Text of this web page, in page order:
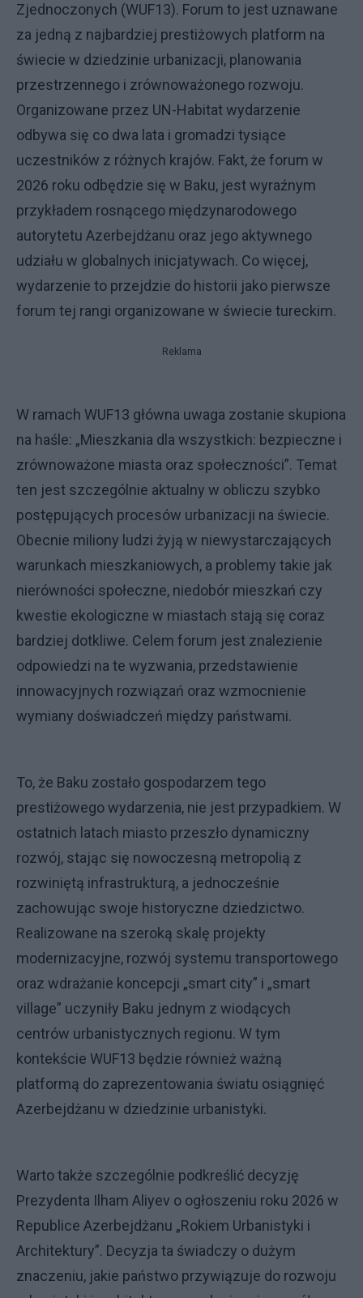
Zjednoczonych (WUF13). Forum to jest uznawane
za jedną z najbardziej prestiżowych platform na
świecie w dziedzinie urbanizacji, planowania
przestrzennego i zrównoważonego rozwoju.
Organizowane przez UN-Habitat wydarzenie
odbywa się co dwa lata i gromadzi tysiące
uczestników z różnych krajów. Fakt, że forum w
2026 roku odbędzie się w Baku, jest wyraźnym
przykładem rosnącego międzynarodowego
autorytetu Azerbejdżanu oraz jego aktywnego
udziału w globalnych inicjatywach. Co więcej,
wydarzenie to przejdzie do historii jako pierwsze
forum tej rangi organizowane w świecie tureckim.
Reklama
W ramach WUF13 główna uwaga zostanie skupiona
na haśle: „Mieszkania dla wszystkich: bezpieczne i
zrównoważone miasta oraz społeczności”. Temat
ten jest szczególnie aktualny w obliczu szybko
postępujących procesów urbanizacji na świecie.
Obecnie miliony ludzi żyją w niewystarczających
warunkach mieszkaniowych, a problemy takie jak
nierówności społeczne, niedobór mieszkań czy
kwestie ekologiczne w miastach stają się coraz
bardziej dotkliwe. Celem forum jest znalezienie
odpowiedzi na te wyzwania, przedstawienie
innowacyjnych rozwiązań oraz wzmocnienie
wymiany doświadczeń między państwami.
To, że Baku zostało gospodarzem tego
prestiżowego wydarzenia, nie jest przypadkiem. W
ostatnich latach miasto przeszło dynamiczny
rozwój, stając się nowoczesną metropolią z
rozwiniętą infrastrukturą, a jednocześnie
zachowując swoje historyczne dziedzictwo.
Realizowane na szeroką skalę projekty
modernizacyjne, rozwój systemu transportowego
oraz wdrażanie koncepcji „smart city” i „smart
village” uczyniły Baku jednym z wiodących
centrów urbanistycznych regionu. W tym
kontekście WUF13 będzie również ważną
platformą do zaprezentowania światu osiągnięć
Azerbejdżanu w dziedzinie urbanistyki.
Warto także szczególnie podkreślić decyzję
Prezydenta Ilham Aliyev o ogłoszeniu roku 2026 w
Republice Azerbejdżanu „Rokiem Urbanistyki i
Architektury”. Decyzja ta świadczy o dużym
znaczeniu, jakie państwo przywiązuje do rozwoju